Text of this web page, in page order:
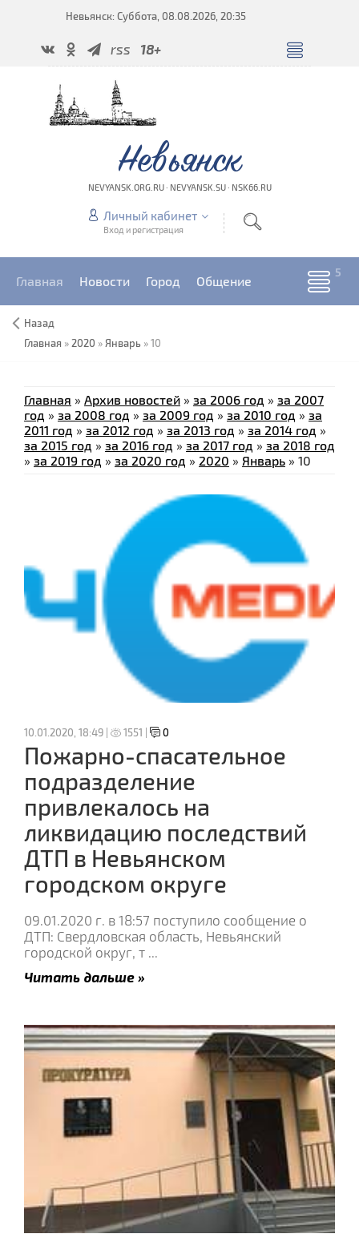
Невьянск: Суббота, 08.08.2026, 20:35
rss 18+
Невьянск
NEVYANSK.ORG.RU · NEVYANSK.SU · NSK66.RU
Личный кабинет
Вход и регистрация
Главная Новости Город Общение
Назад
Главная » 2020 » Январь »10
Главная » Архив новостей » за 2006 год » за 2007
год » за 2008 год » за 2009 год » за 2010 год » за
2011 год » за 2012 год » за 2013 год » за 2014 год »
за 2015 год » за 2016 год » за 2017 год » за 2018 год
» за 2019 год » за 2020 год » 2020 » Январь » 10
10.01.2020, 18:49 | 1551 | 0
Пожарно-спасательное
подразделение
привлекалось на
ликвидацию последствий
ДТП в Невьянском
городском округе
09.01.2020 г. в 18:57 поступило сообщение о
ДТП: Свердловская область, Невьянский
городской округ, т ...
Читать дальше »